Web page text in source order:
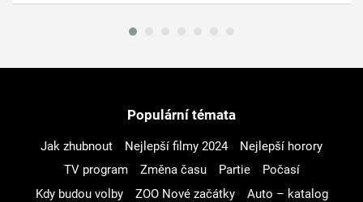
Populární témata
Jak zhubnout Nejlepší filmy 2024
Nejlepší horory
TV program
Změna času Partie
Počasí
Kdy budou volby
ZOO Nové začátky
Auto – katalog